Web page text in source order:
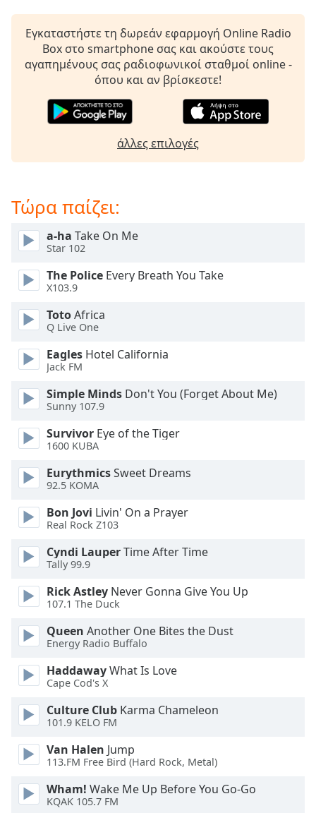
Remaining
Time-
descriptions
off
selected
Subtitles
subtitles
settings
opens
settings
dialog
subtitles
off
Audio
Picture-
Picture
Fullscreen
modal
window.
Beginning
dialog
window.
cancel
and
close
window.
Εγκαταστήστε τη δωρεάν εφαρμογή Online Radio
Box στο smartphone σας και ακούστε τους
αγαπημένους σας ραδιοφωνικοί σταθμοί online -
όπου και αν βρίσκεστε!
άλλες επιλογές
Τώρα παίζει:
a-ha Take On Me
Star 102
The Police Every Breath You Take
X103.9
TotoAfrica
Q Live One
Eagles Hotel California
Jack FM
Simple Minds Don't You (Forget About Me)
Sunny 107.9
Survivor Eye of the Tiger
1600 KUBA
EurythmicsSweet Dreams
92.5 KOMA
Bon Jovi Livin' On a Prayer
Real Rock Z103
Cyndi LauperTime After Time
Tally 99.9
Rick Astley Never Gonna Give You Up
107.1 The Duck
Queen Another One Bites the Dust
Energy Radio Buffalo
HaddawayWhat Is Love
Cape Cod's X
Culture Club Karma Chameleon
101.9 KELO FM
Van Halen Jump
113.FM Free Bird (Hard Rock, Metal)
Wham! Wake Me Up Before You Go-Go
KQAK 105.7 FM